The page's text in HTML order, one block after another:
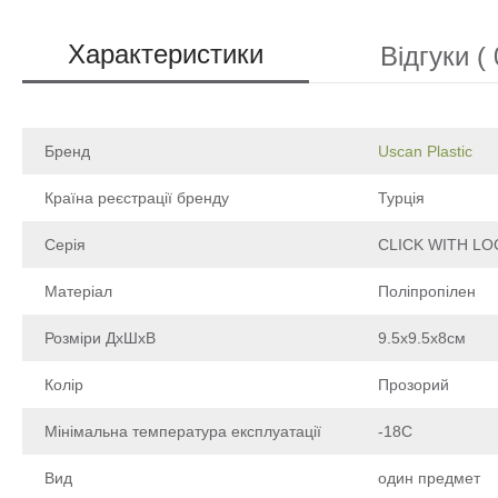
Характеристики Відгуки (
Бренд Uscan Plastic
Країна реєстрації бренду Турція
Серія CLICK WITH
Матеріал Поліпропілен
Розміри ДхШхВ 9.5х9.5х8см
Колір Прозорий
Мінімальна температура експлуатації -18С
Вид один предмет